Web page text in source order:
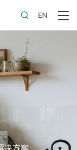
EN
决方案